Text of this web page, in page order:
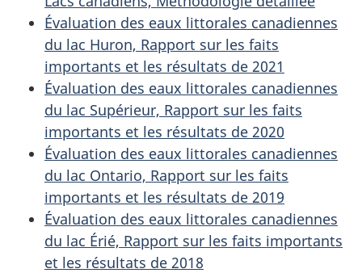
Évaluation des eaux littorales canadiennes
du lac Huron, Rapport sur les faits
importants et les résultats de 2021
Évaluation des eaux littorales canadiennes
du lac Supérieur, Rapport sur les faits
importants et les résultats de 2020
Évaluation des eaux littorales canadiennes
du lac Ontario, Rapport sur les faits
importants et les résultats de 2019
Évaluation des eaux littorales canadiennes
du lac Érié, Rapport sur les faits importants
et les résultats de 2018